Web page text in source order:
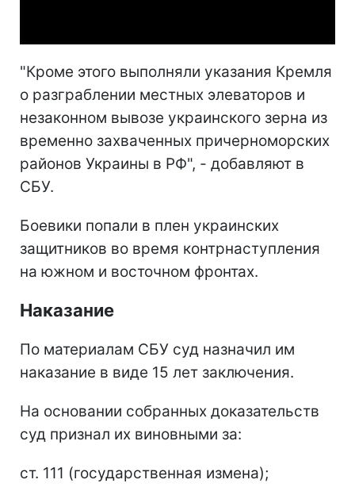
"Кроме этого выполняли указания Кремля
о разграблении местных элеваторов и
незаконном вывозе украинского зерна из
временно захваченных причерноморских
районов Украины в РФ", - добавляют в
СБУ.
Боевики попали в плен украинских
защитников во время контрнаступления
на южном и восточном фронтах.
Наказание
По материалам СБУ суд назначил им
наказание в виде 15 лет заключения.
На основании собранных доказательств
суд признал их виновными за:
ст. 111 (государственная измена);